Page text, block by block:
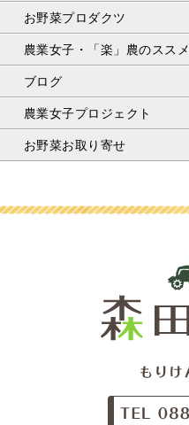
お野菜プロダクツ
農業女子・「楽」農のススメ
ブログ
農業女子プロジェクト
お野菜お取り寄せ